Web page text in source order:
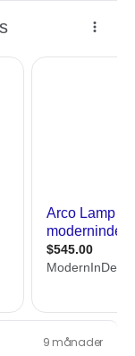
9 månader